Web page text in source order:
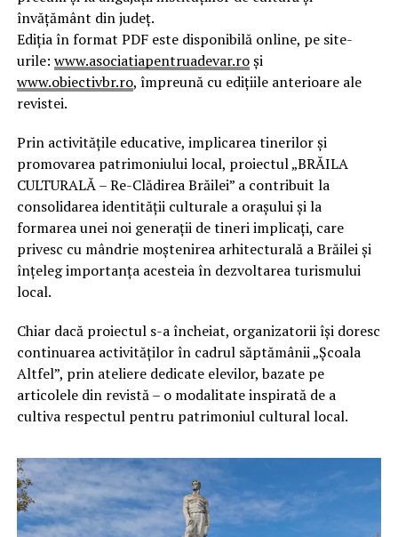
învățământ din județ.
Ediția în format PDF este disponibilă online, pe site-
urile: www.asociatiapentruadevar.roși
www.obiectivbr.ro, împreună cu edițiile anterioare ale
revistei.
Prin activitățile educative, implicarea tinerilor și
promovarea patrimoniului local, proiectul „BRĂILA
CULTURALĂ – Re-Clădirea Brăilei” a contribuit la
consolidarea identității culturale a orașului și la
formarea unei noi generații de tineri implicați, care
privesc cu mândrie moștenirea arhitecturală a Brăilei și
înțeleg importanța acesteia în dezvoltarea turismului
local.
Chiar dacă proiectul s-a încheiat, organizatorii își doresc
continuarea activităților în cadrul săptămânii „Școala
Altfel”, prin ateliere dedicate elevilor, bazate pe
articolele din revistă – o modalitate inspirată de a
cultiva respectul pentru patrimoniul cultural local.